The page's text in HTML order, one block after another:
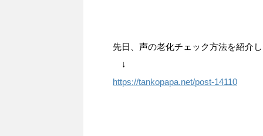
先日、声の老化チェック方法を紹介
↓
https://tankopapa.net/post-14110